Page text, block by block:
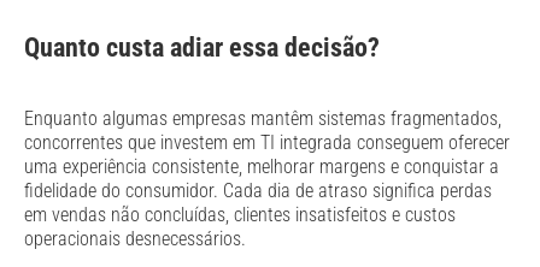
Quanto custa adiar essa decisão?
Enquanto algumas empresas mantêm sistemas fragmentados,
concorrentes que investem em TI integrada conseguem oferecer
uma experiência consistente, melhorar margens e conquistar a
fidelidade do consumidor. Cada dia de atraso significa perdas
em vendas não concluídas, clientes insatisfeitos e custos
operacionais desnecessários.